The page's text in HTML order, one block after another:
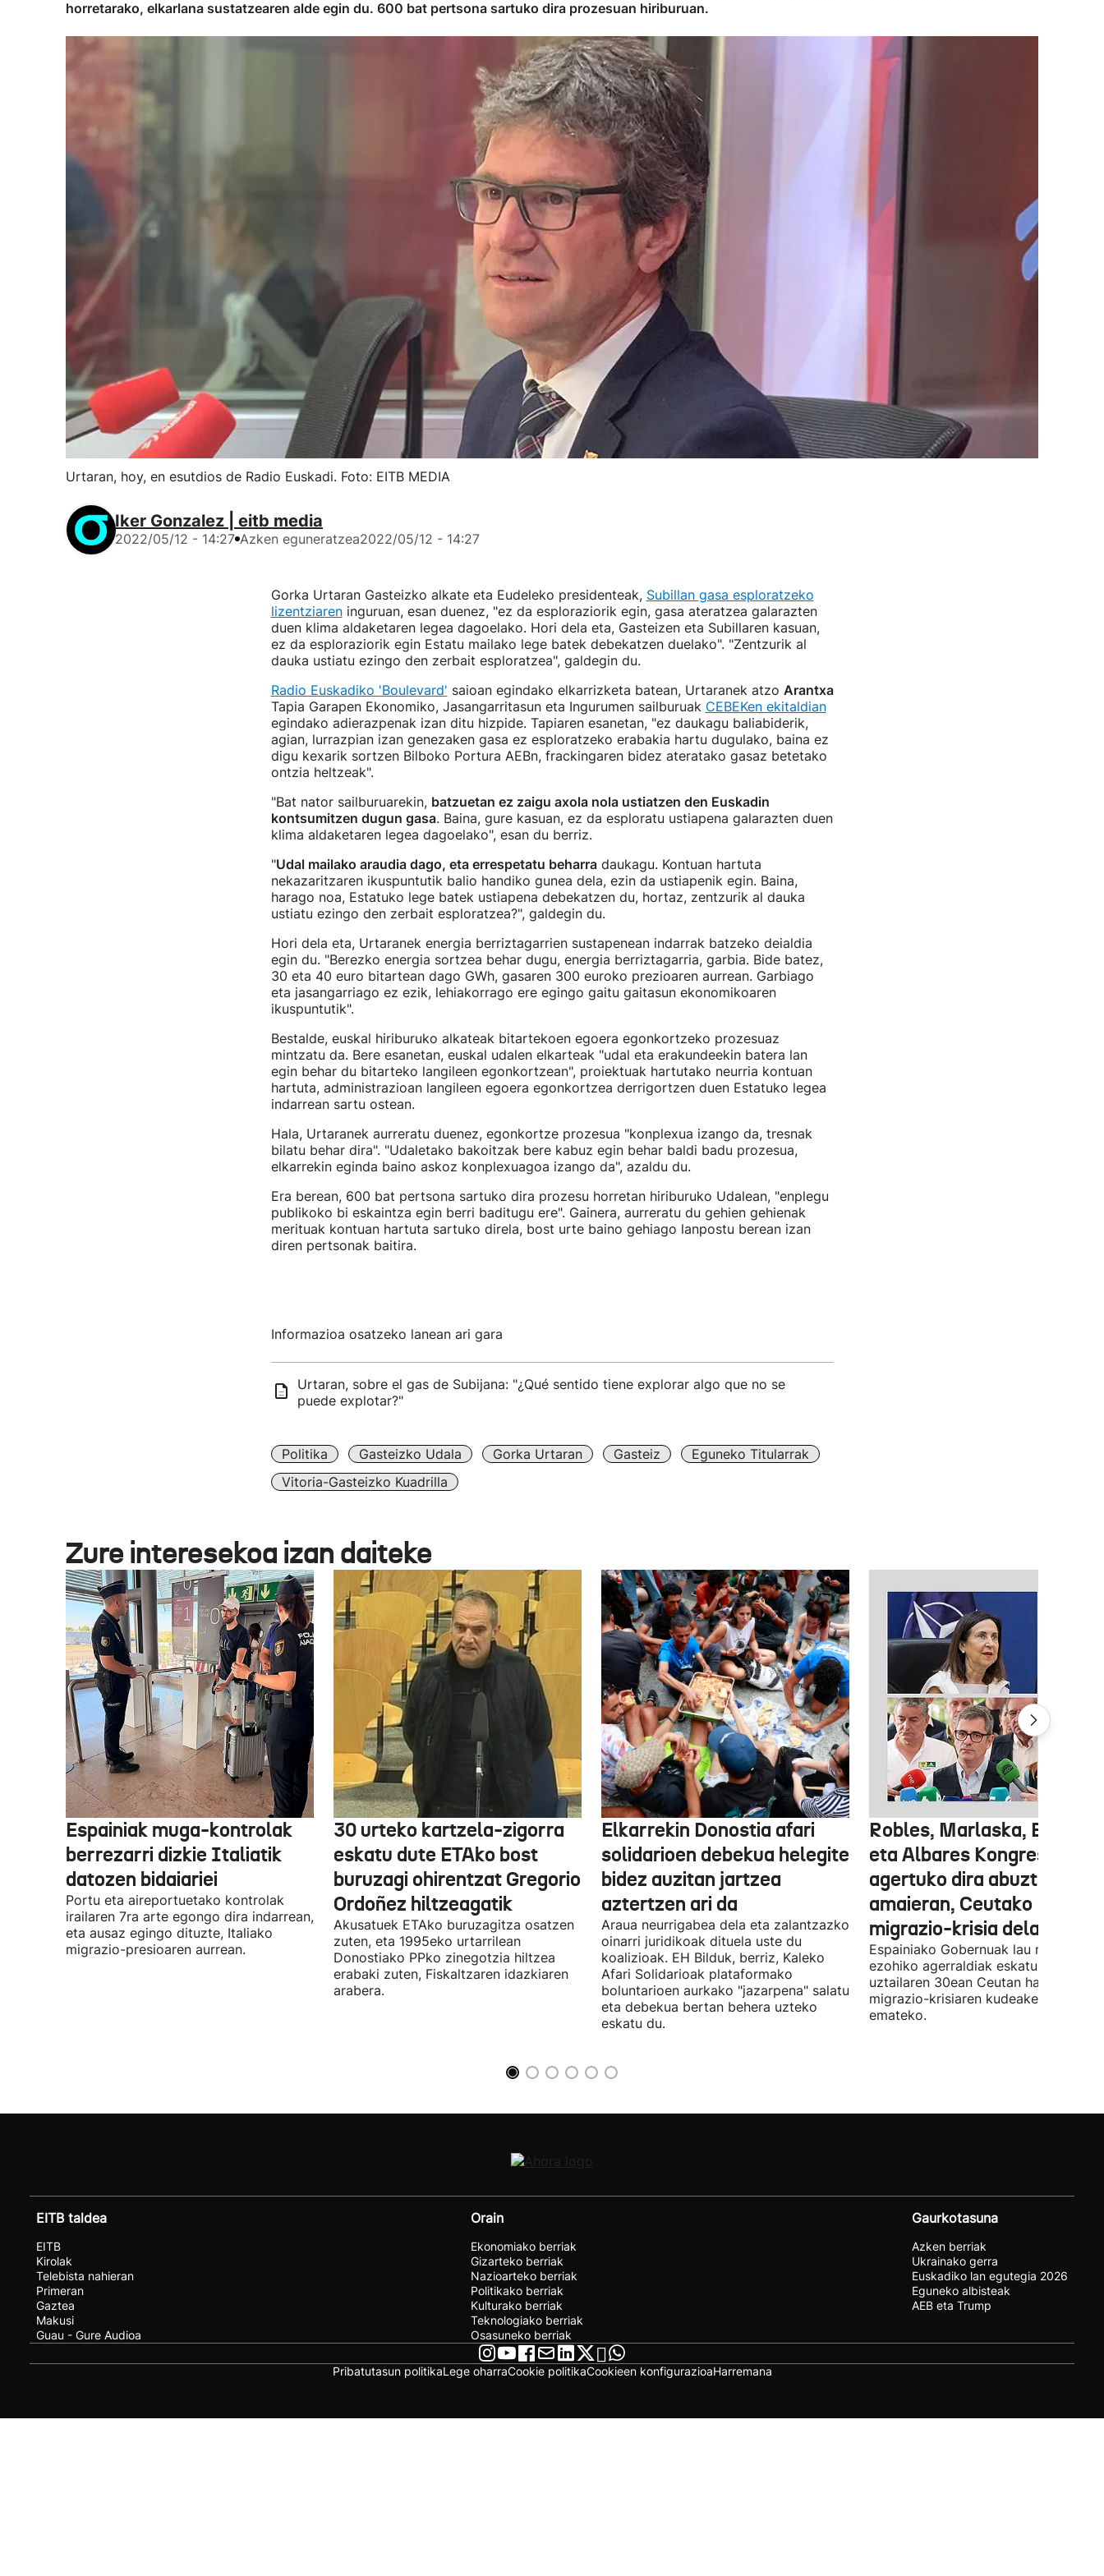
horretarako, elkarlana sustatzearen alde egin du. 600 bat pertsona sartuko dira prozesuan hiriburuan.
Urtaran, hoy, en esutdios de Radio Euskadi. Foto: EITB MEDIA
Iker Gonzalez | eitb media
2022/05/12 - 14:27 Azken eguneratzea2022/05/12 - 14:27
Gorka Urtaran Gasteizko alkate eta Eudeleko presidenteak, Subillan gasa esploratzeko
lizentziareninguruan, esan duenez, "ez da esploraziorik egin, gasa ateratzea galarazten
duen klima aldaketaren legea dagoelako. Hori dela eta, Gasteizen eta Subillaren kasuan,
ez da esploraziorik egin Estatu mailako lege batek debekatzen duelako". "Zentzurik al
dauka ustiatu ezingo den zerbait esploratzea", galdegin du.
Radio Euskadiko 'Boulevard' saioan egindako elkarrizketa batean, Urtaranek atzo Arantxa
Tapia Garapen Ekonomiko, Jasangarritasun eta Ingurumen sailburuak CEBEKen ekitaldian
egindako adierazpenak izan ditu hizpide. Tapiaren esanetan, "ez daukagu baliabiderik,
agian, lurrazpian izan genezaken gasa ez esploratzeko erabakia hartu dugulako, baina ez
digu kexarik sortzen Bilboko Portura AEBn, frackingaren bidez ateratako gasaz betetako
ontzia heltzeak".
"Bat nator sailburuarekin, batzuetan ez zaigu axola nola ustiatzen den Euskadin
kontsumitzen dugun gasa. Baina, gure kasuan, ez da esploratu ustiapena galarazten duen
klima aldaketaren legea dagoelako", esan du berriz.
"Udal mailako araudia dago, eta errespetatu beharradaukagu. Kontuan hartuta
nekazaritzaren ikuspuntutik balio handiko gunea dela, ezin da ustiapenik egin. Baina,
harago noa, Estatuko lege batek ustiapena debekatzen du, hortaz, zentzurik al dauka
ustiatu ezingo den zerbait esploratzea?", galdegin du.
Hori dela eta, Urtaranek energia berriztagarrien sustapenean indarrak batzeko deialdia
egin du. "Berezko energia sortzea behar dugu, energia berriztagarria, garbia. Bide batez,
30 eta 40 euro bitartean dago GWh, gasaren 300 euroko prezioaren aurrean. Garbiago
eta jasangarriago ez ezik, lehiakorrago ere egingo gaitu gaitasun ekonomikoaren
ikuspuntutik".
Bestalde, euskal hiriburuko alkateak bitartekoen egoera egonkortzeko prozesuaz
mintzatu da. Bere esanetan, euskal udalen elkarteak "udal eta erakundeekin batera lan
egin behar du bitarteko langileen egonkortzean", proiektuak hartutako neurria kontuan
hartuta, administrazioan langileen egoera egonkortzea derrigortzen duen Estatuko legea
indarrean sartu ostean.
Hala, Urtaranek aurreratu duenez, egonkortze prozesua "konplexua izango da, tresnak
bilatu behar dira". "Udaletako bakoitzak bere kabuz egin behar baldi badu prozesua,
elkarrekin eginda baino askoz konplexuagoa izango da", azaldu du.
Era berean, 600 bat pertsona sartuko dira prozesu horretan hiriburuko Udalean, "enplegu
publikoko bi eskaintza egin berri baditugu ere". Gainera, aurreratu du gehien gehienak
merituak kontuan hartuta sartuko direla, bost urte baino gehiago lanpostu berean izan
diren pertsonak baitira.
Informazioa osatzeko lanean ari gara
Urtaran, sobre el gas de Subijana: "¿Qué sentido tiene explorar algo que no se
puede explotar?"
Politika Gasteizko Udala Gorka Urtaran Gasteiz
Eguneko Titularrak
Vitoria-Gasteizko Kuadrilla
Zure interesekoa izan daiteke
Espainiak muga-kontrolak
berrezarri dizkie Italiatik
datozen bidaiariei
Portu eta aireportuetako kontrolak
irailaren 7ra arte egongo dira indarrean,
eta ausaz egingo dituzte, Italiako
migrazio-presioaren aurrean.
30 urteko kartzela-zigorra
eskatu dute ETAko bost
buruzagi ohirentzat Gregorio
Ordoñez hiltzeagatik
Akusatuek ETAko buruzagitza osatzen
zuten, eta 1995eko urtarrilean
Donostiako PPko zinegotzia hiltzea
erabaki zuten, Fiskaltzaren idazkiaren
arabera.
Elkarrekin Donostia afari
solidarioen debekua helegite
bidez auzitan jartzea
aztertzen ari da
Araua neurrigabea dela eta zalantzazko
oinarri juridikoak dituela uste du
koalizioak. EH Bilduk, berriz, Kaleko
Afari Solidarioak plataformako
boluntarioen aurkako "jazarpena" salatu
eta debekua bertan behera uzteko
eskatu du.
Robles, Marlaska, Bolaños
eta Albares Kongresuan
agertuko dira abuztuaren
amaieran, Ceutako
migrazio-krisia dela eta
Espainiako Gobernuak lau ministroen
ezohiko agerraldiak eskatu ditu,
uztailaren 30ean Ceutan hasitako
migrazio-krisiaren kudeaketaren berri
emateko.
EITB taldea
EITB
Kirolak
Telebista nahieran
Primeran
Gaztea
Makusi
Guau - Gure Audioa
Orain
Ekonomiako berriak
Gizarteko berriak
Nazioarteko berriak
Politikako berriak
Kulturako berriak
Teknologiako berriak
Osasuneko berriak
Gaurkotasuna
Azken berriak
Ukrainako gerra
Euskadiko lan egutegia 2026
Eguneko albisteak
AEB eta Trump
Pribatutasun politikaLege oharraCookie politikaCookieen konfigurazioaHarremana